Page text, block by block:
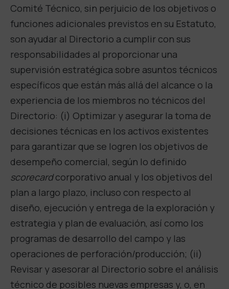
Comité Técnico, sin perjuicio de los objetivos o
funciones adicionales previstos en su Estatuto,
son ayudar al Directorio a cumplir con sus
responsabilidades al proporcionar una
supervisión estratégica sobre asuntos técnicos
específicos que están más allá del alcance o la
experiencia de los miembros no técnicos del
Directorio: (i) Optimizar y asegurar la toma de
decisiones técnicas en los activos existentes
para garantizar que se logren los objetivos de
desempeño comercial, según lo definido
scorecardcorporativo anual y los objetivos del
plan a largo plazo, incluso con respecto al
diseño, ejecución y entrega de la exploración y
estrategia y plan de evaluación, así como los
programas de desarrollo del campo y las
operaciones de perforación/producción; (ii)
Revisar y asesorar al Directorio sobre el análisis
técnico de posibles nuevas empresas y, o, en